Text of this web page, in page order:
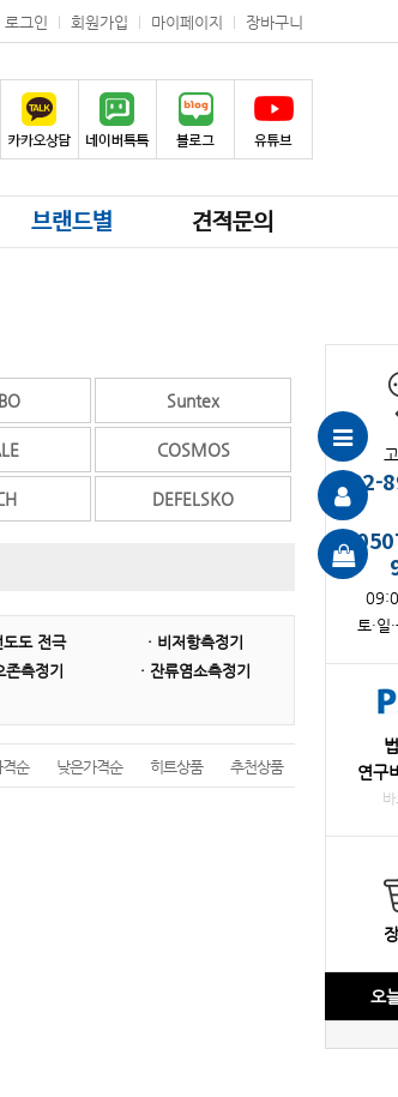
로그인 회원가입 마이페이지 장바구니
브랜드별 견적문의
02-
토·일
연구
오
Suntex
COSMOS
DEFELSKO
도도 전극
· 비저항측정기
존측정기
· 잔류염소측정기
순 낮은가격순 히트상품 추천상품